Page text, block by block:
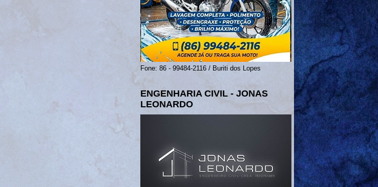
Fone: 86 - 99484-2116 / Buriti dos Lopes
ENGENHARIA CIVIL - JONAS
LEONARDO